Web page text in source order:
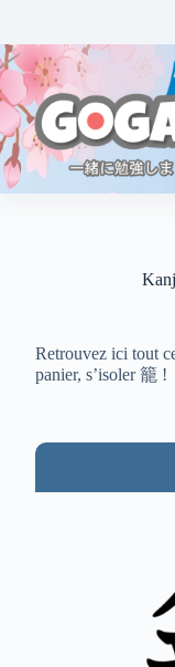
Retrouvez ici tout
panier, s’isoler 籠 !